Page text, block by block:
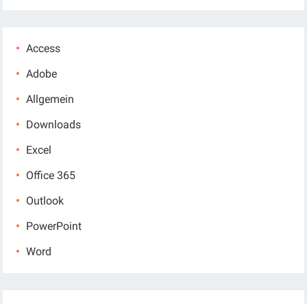
Access
Adobe
Allgemein
Downloads
Excel
Office 365
Outlook
PowerPoint
Word